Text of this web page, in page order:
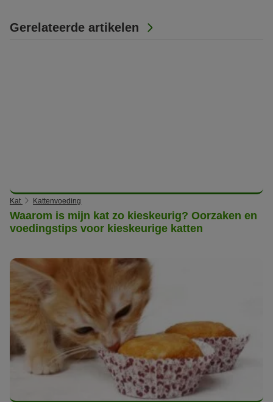
Gerelateerde artikelen
Kat Kattenvoeding
Waarom is mijn kat zo kieskeurig? Oorzaken en
voedingstips voor kieskeurige katten